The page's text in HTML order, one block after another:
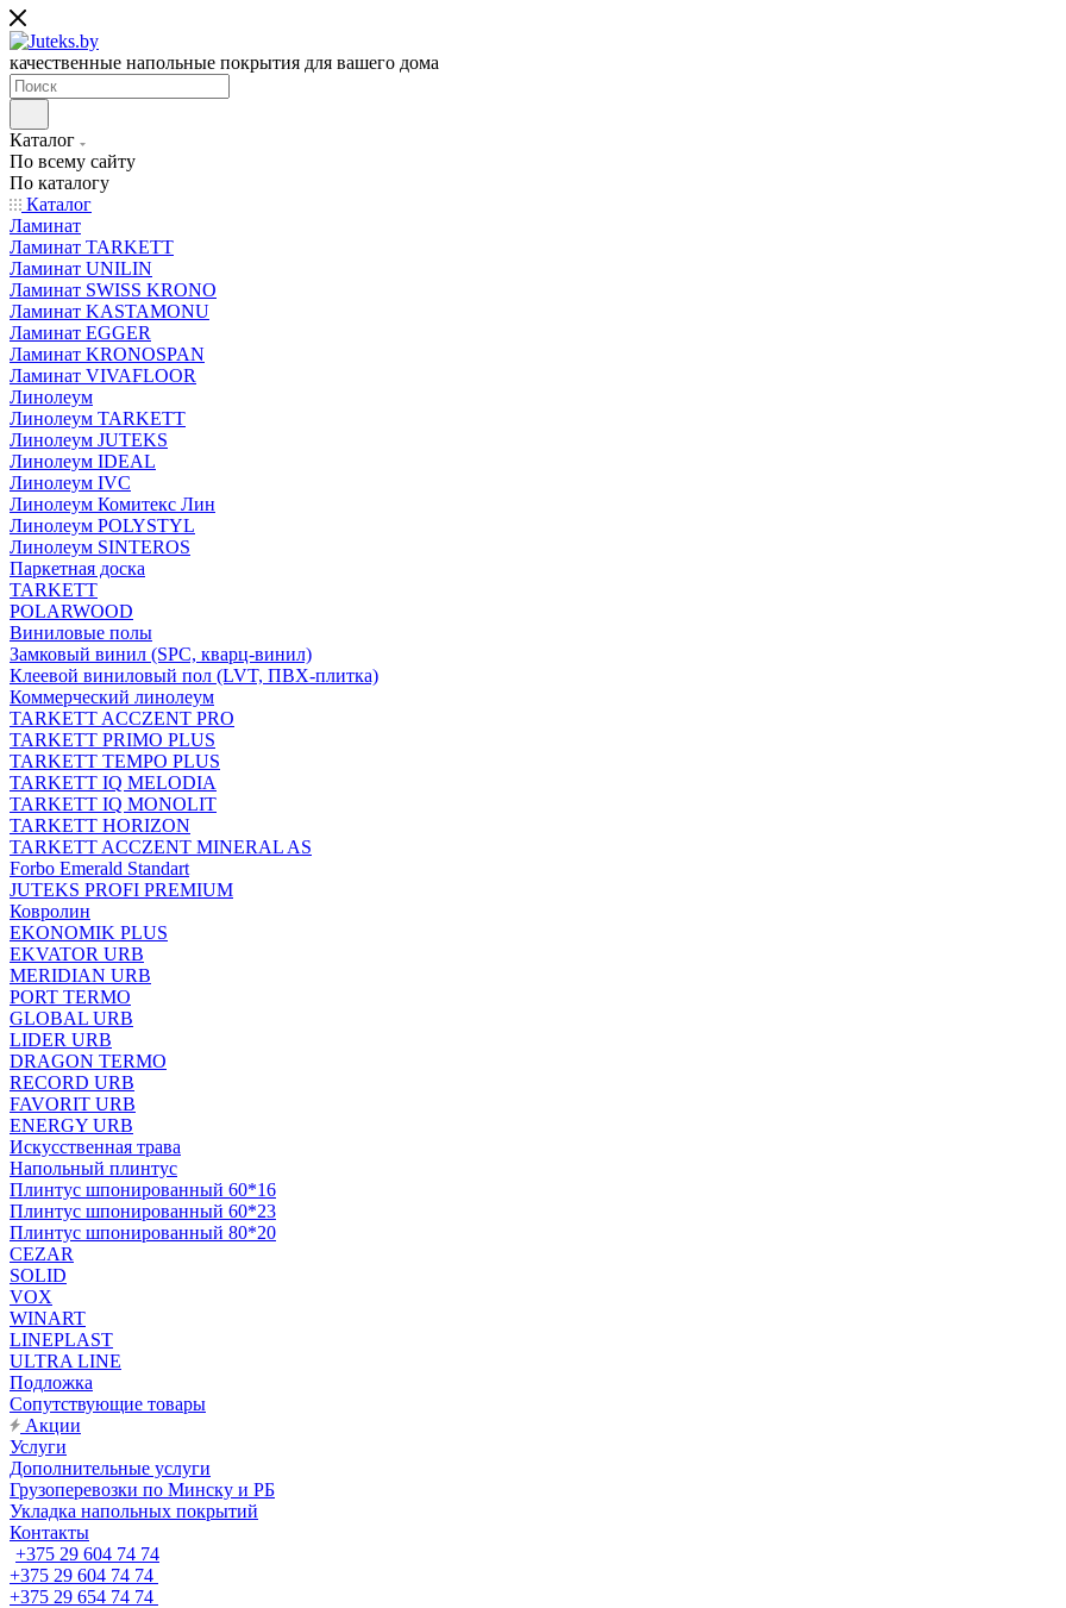
качественные напольные покрытия для вашего дома
Каталог
По всему сайту
По каталогу
Каталог
Ламинат
Ламинат TARKETT
Ламинат UNILIN
Ламинат SWISS KRONO
Ламинат KASTAMONU
Ламинат EGGER
Ламинат KRONOSPAN
Ламинат VIVAFLOOR
Линолеум
Линолеум TARKETT
Линолеум JUTEKS
Линолеум IDEAL
Линолеум IVC
Линолеум Комитекс Лин
Линолеум POLYSTYL
Линолеум SINTEROS
Паркетная доска
TARKETT
POLARWOOD
Виниловые полы
Замковый винил (SPC, кварц-винил)
Клеевой виниловый пол (LVT, ПВХ-плитка)
Коммерческий линолеум
TARKETT ACCZENT PRO
TARKETT PRIMO PLUS
TARKETT TEMPO PLUS
TARKETT IQ MELODIA
TARKETT IQ MONOLIT
TARKETT HORIZON
TARKETT ACCZENT MINERAL AS
Forbo Emerald Standart
JUTEKS PROFI PREMIUM
Ковролин
EKONOMIK PLUS
EKVATOR URB
MERIDIAN URB
PORT TERMO
GLOBAL URB
LIDER URB
DRAGON TERMO
RECORD URB
FAVORIT URB
ENERGY URB
Искусственная трава
Напольный плинтус
Плинтус шпонированный 60*16
Плинтус шпонированный 60*23
Плинтус шпонированный 80*20
CEZAR
SOLID
VOX
WINART
LINEPLAST
ULTRA LINE
Подложка
Сопутствующие товары
Акции
Услуги
Дополнительные услуги
Грузоперевозки по Минску и РБ
Укладка напольных покрытий
Контакты
+375 29 604 74 74
+375 29 604 74 74
+375 29 654 74 74